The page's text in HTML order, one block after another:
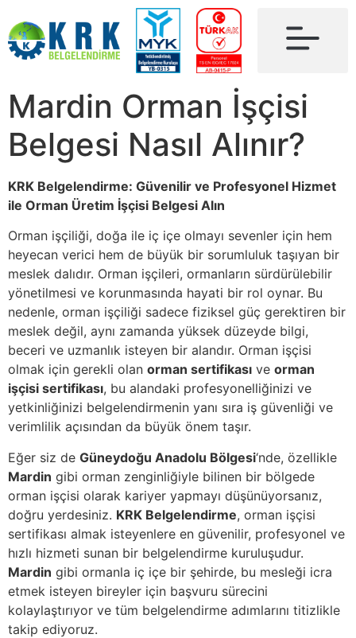
Mardin Orman İşçisi
Belgesi Nasıl Alınır?
KRK Belgelendirme: Güvenilir ve Profesyonel Hizmet
ile Orman Üretim İşçisi Belgesi Alın
Orman işçiliği, doğa ile iç içe olmayı sevenler için hem
heyecan verici hem de büyük bir sorumluluk taşıyan bir
meslek dalıdır. Orman işçileri, ormanların sürdürülebilir
yönetilmesi ve korunmasında hayati bir rol oynar. Bu
nedenle, orman işçiliği sadece fiziksel güç gerektiren bir
meslek değil, aynı zamanda yüksek düzeyde bilgi,
beceri ve uzmanlık isteyen bir alandır. Orman işçisi
olmak için gerekli olan orman sertifikası ve orman
işçisi sertifikası, bu alandaki profesyonelliğinizi ve
yetkinliğinizi belgelendirmenin yanı sıra iş güvenliği ve
verimlilik açısından da büyük önem taşır.
Eğer siz de Güneydoğu Anadolu Bölgesi‘nde, özellikle
Mardin gibi orman zenginliğiyle bilinen bir bölgede
orman işçisi olarak kariyer yapmayı düşünüyorsanız,
doğru yerdesiniz. KRK Belgelendirme, orman işçisi
sertifikası almak isteyenlere en güvenilir, profesyonel ve
hızlı hizmeti sunan bir belgelendirme kuruluşudur.
Mardin gibi ormanla iç içe bir şehirde, bu mesleği icra
etmek isteyen bireyler için başvuru sürecini
kolaylaştırıyor ve tüm belgelendirme adımlarını titizlikle
takip ediyoruz.